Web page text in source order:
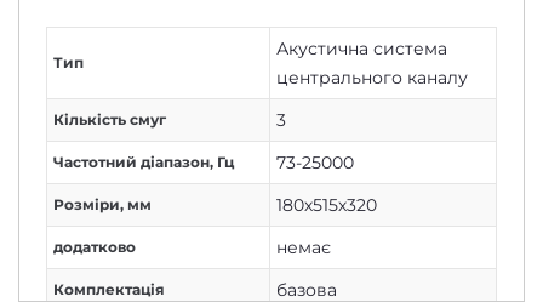
Тип
Акустична система
центрального каналу
Кількість смуг 3
Частотний діапазон, Гц 73-25000
Розміри, мм 180х515х320
додатково немає
Комплектація базова